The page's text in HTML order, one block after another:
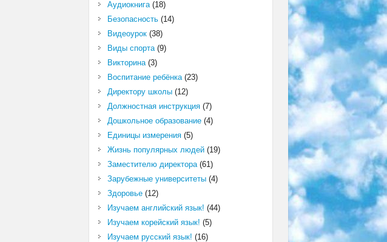
Аудиокнига(18)
Безопасность(14)
Видеоурок(38)
Виды спорта(9)
Викторина(3)
Воспитание ребёнка(23)
Директору школы(12)
Должностная инструкция(7)
Дошкольное образование(4)
Единицы измерения(5)
Жизнь популярных людей(19)
Заместителю директора(61)
Зарубежные университеты(4)
Здоровье(12)
Изучаем английский язык! (44)
Изучаем корейский язык! (5)
Изучаем русский язык! (16)